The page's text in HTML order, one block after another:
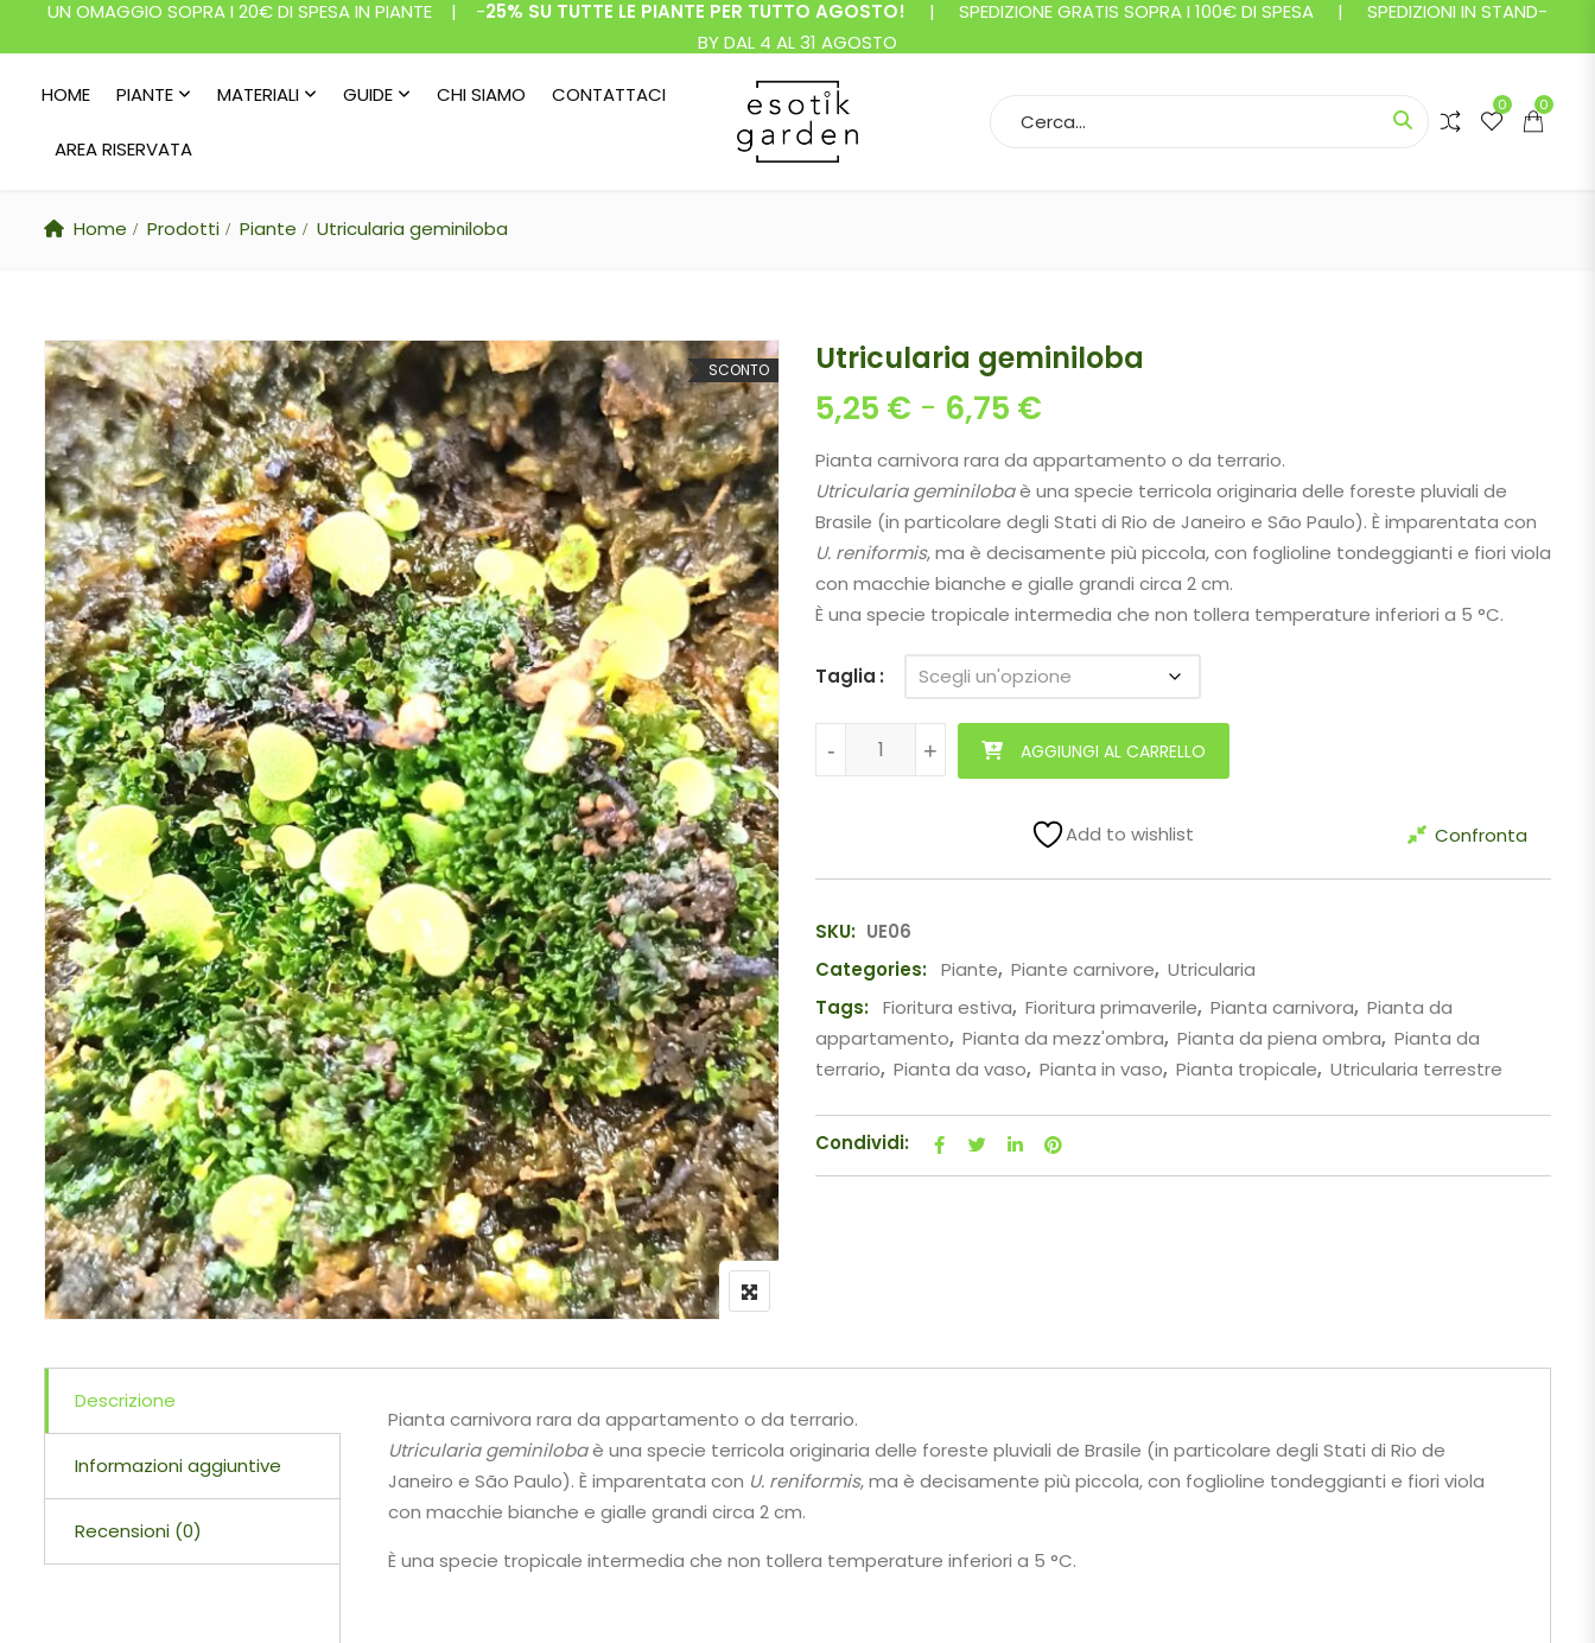
UN OMAGGIO SOPRA I 20€ DI SPESA IN PIANTE | -25% SU TUTTE LE PIANTE PER TUTTO AGOSTO! | SPEDIZIONE GRATIS SOPRA I 100€ DI SPESA | SPEDIZIONI IN STAND-
BY DAL 4 AL 31 AGOSTO
HOME PIANTE MATERIALI GUIDE CHI SIAMO CONTATTACI
AREA RISERVATA
0 0
Home Prodotti Piante Utricularia geminiloba
SCONTO Utricularia geminiloba
5,25 € - 6,75 €
Pianta carnivora rara da appartamento o da terrario.
Utricularia geminilobaè una specie terricola originaria delle foreste pluviali de
Brasile (in particolare degli Stati di Rio de Janeiro e São Paulo). È imparentata con
U. reniformis, ma è decisamente più piccola, con foglioline tondeggianti e fiori viola
con macchie bianche e gialle grandi circa 2 cm.
È una specie tropicale intermedia che non tollera temperature inferiori a 5 °C.
Taglia
Utricularia geminiloba quantità
+
- +
- AGGIUNGI AL CARRELLO
Add to wishlist Confronta
SKU: UE06
Categories: Piante, Piante carnivore, Utricularia
Tags: Fioritura estiva, Fioritura primaverile, Pianta carnivora, Pianta da
appartamento, Pianta da mezz'ombra, Pianta da piena ombra, Pianta da
terrario, Pianta da vaso, Pianta in vaso, Pianta tropicale, Utricularia terrestre
Condividi:
Descrizione
Informazioni aggiuntive
Recensioni (0)
Pianta carnivora rara da appartamento o da terrario.
Utricularia geminilobaè una specie terricola originaria delle foreste pluviali de Brasile (in particolare degli Stati di Rio de
Janeiro e São Paulo). È imparentata con U. reniformis, ma è decisamente più piccola, con foglioline tondeggianti e fiori viola
con macchie bianche e gialle grandi circa 2 cm.
È una specie tropicale intermedia che non tollera temperature inferiori a 5 °C.